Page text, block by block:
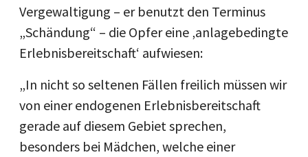
Vergewaltigung – er benutzt den Terminus
„Schändung“ – die Opfer eine ‚anlagebedingte
Erlebnisbereitschaft‘ aufwiesen:
„In nicht so seltenen Fällen freilich müssen wir
von einer endogenen Erlebnisbereitschaft
gerade auf diesem Gebiet sprechen,
besonders bei Mädchen, welche einer